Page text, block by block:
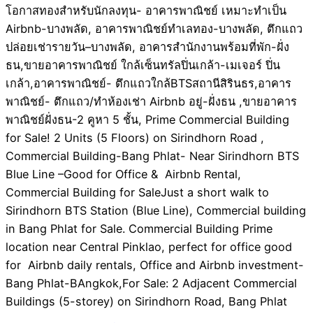
โอกาสทองสำหรับนักลงทุน- อาคารพาณิชย์ เหมาะทำเป็น
Airbnb-บางพลัด, อาคารพาณิชย์ทำเลทอง-บางพลัด, ตึกแถว
ปล่อยเช่ารายวัน–บางพลัด, อาคารสำนักงานพร้อมที่พัก-ฝั่ง
ธน,ขายอาคารพาณิชย์ ใกล้เซ็นทรัลปิ่นเกล้า-เมเจอร์ ปิ่น
เกล้า,อาคารพาณิชย์- ตึกแถวใกล้BTSสถานีสิรินธร,อาคาร
พาณิชย์- ตึกแถว/ทำห้องเช่า Airbnb อยู่-ฝั่งธน ,ขายอาคาร
พาณิชย์ฝั่งธน-2 คูหา 5 ชั้น, Prime Commercial Building
for Sale! 2 Units (5 Floors) on Sirindhorn Road ,
Commercial Building-Bang Phlat- Near Sirindhorn BTS
Blue Line –Good for Office & Airbnb Rental,
Commercial Building for SaleJust a short walk to
Sirindhorn BTS Station (Blue Line), Commercial building
in Bang Phlat for Sale. Commercial Building Prime
location near Central Pinklao, perfect for office good
for Airbnb daily rentals, Office and Airbnb investment-
Bang Phlat-BAngkok,For Sale: 2 Adjacent Commercial
Buildings (5-storey) on Sirindhorn Road, Bang Phlat